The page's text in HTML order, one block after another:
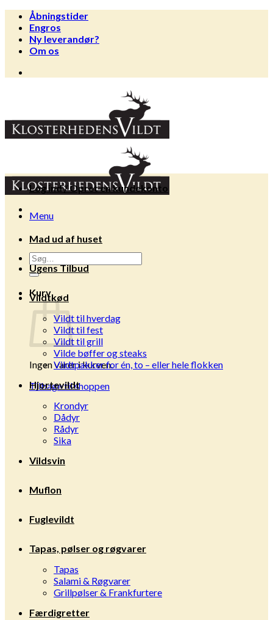
Fortsæt
indhold
Åbningstider
Engros
Ny leverandør?
Om os
Menu
Søg
efter:
Kurv
Ingen varer i kurven.
Tilbage til shoppen
Log ind / Opret en kundekonto
Mad ud af huset
Ugens Tilbud
Vildtkød
Vildt til hverdag
Vildt til fest
Vildt til grill
Vilde bøffer og steaks
Vildtpakker for én, to – eller hele flokken
Hjortevildt
Krondyr
Dådyr
Rådyr
Sika
Vildsvin
Muflon
Fuglevildt
Tapas, pølser og røgvarer
Tapas
Salami & Røgvarer
Grillpølser & Frankfurtere
Færdigretter